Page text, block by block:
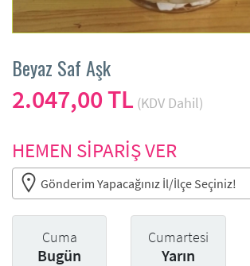
Beyaz Saf Aşk
2.047,00 TL (KDV Dahil)
HEMEN SİPARİŞ VER
Gönderim Yapacağınız İl/İlçe Seçiniz!
Cuma
Bugün
Cumartesi
Yarın